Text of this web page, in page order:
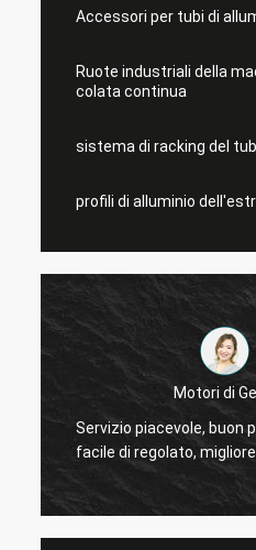
Accessori per tubi di
Ruote industriali della
colata continua
sistema di racking del
profili di alluminio
Il Thinh-
Ciao, Johnson, sistema
2808 di tubo magro,